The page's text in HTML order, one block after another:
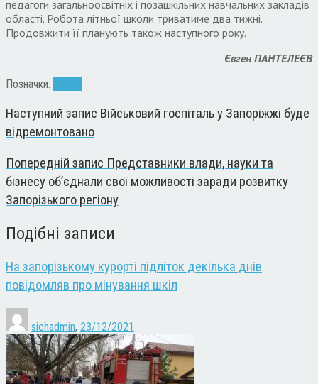
педагоги загальноосвітніх і позашкільних навчальних закладів
області. Робота літньої школи триватиме два тижні.
Продовжити її планують також наступного року.
Євген ПАНТЕЛЕЄВ
Позначки:
Наступний запис Військовий госпіталь у Запоріжжі буде
відремонтовано
Попередній запис Представники влади, науки та
бізнесу об’єднали свої можливості заради розвитку
Запорізького регіону
Подібні записи
На запорізькому курорті підліток декілька днів
повідомляв про мінування шкіл
sichadmin, 23/12/2021